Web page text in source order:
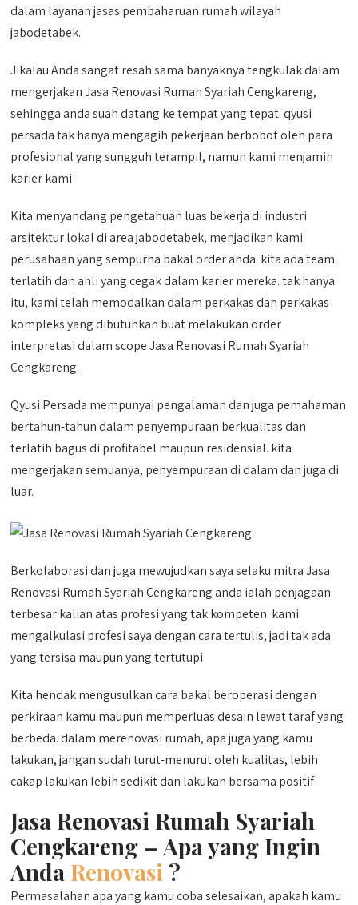
dalam layanan jasas pembaharuan rumah wilayah
jabodetabek.
Jikalau Anda sangat resah sama banyaknya tengkulak dalam
mengerjakan Jasa Renovasi Rumah Syariah Cengkareng,
sehingga anda suah datang ke tempat yang tepat. qyusi
persada tak hanya mengagih pekerjaan berbobot oleh para
profesional yang sungguh terampil, namun kami menjamin
karier kami
Kita menyandang pengetahuan luas bekerja di industri
arsitektur lokal di area jabodetabek, menjadikan kami
perusahaan yang sempurna bakal order anda. kita ada team
terlatih dan ahli yang cegak dalam karier mereka. tak hanya
itu, kami telah memodalkan dalam perkakas dan perkakas
kompleks yang dibutuhkan buat melakukan order
interpretasi dalam scope Jasa Renovasi Rumah Syariah
Cengkareng.
Qyusi Persada mempunyai pengalaman dan juga pemahaman
bertahun-tahun dalam penyempuraan berkualitas dan
terlatih bagus di profitabel maupun residensial. kita
mengerjakan semuanya, penyempuraan di dalam dan juga di
luar.
Berkolaborasi dan juga mewujudkan saya selaku mitra Jasa
Renovasi Rumah Syariah Cengkareng anda ialah penjagaan
terbesar kalian atas profesi yang tak kompeten. kami
mengalkulasi profesi saya dengan cara tertulis, jadi tak ada
yang tersisa maupun yang tertutupi
Kita hendak mengusulkan cara bakal beroperasi dengan
perkiraan kamu maupun memperluas desain lewat taraf yang
berbeda. dalam merenovasi rumah, apa juga yang kamu
lakukan, jangan sudah turut-menurut oleh kualitas, lebih
cakap lakukan lebih sedikit dan lakukan bersama positif
Jasa Renovasi Rumah Syariah
Cengkareng –Apa yang Ingin
Anda Renovasi ?
Permasalahan apa yang kamu coba selesaikan, apakah kamu